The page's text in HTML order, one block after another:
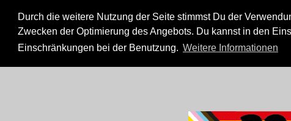
Durch die weitere Nutzung der Seite stimmst Du der
Zwecken der Optimierung des Angebots. Du kannst in den
Einschränkungen bei der Benutzung. Weitere Informationen